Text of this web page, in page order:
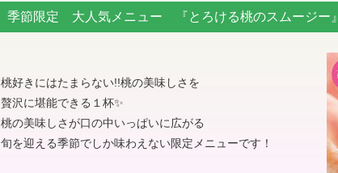
季節限定 大人気メニュー 『とろける桃のスムージー』
桃好きにはたまらない!!桃の美味しさを
贅沢に堪能できる１杯✨
桃の美味しさが口の中いっぱいに広がる
旬を迎える季節でしか味わえない限定メニューです！